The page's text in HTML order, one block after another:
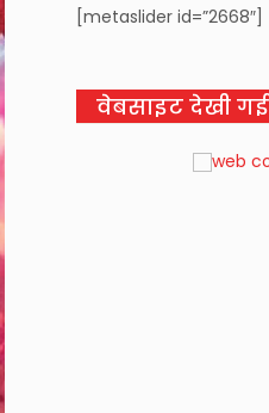
[metaslider id=”2668″]
वेबसाइट देखी गई